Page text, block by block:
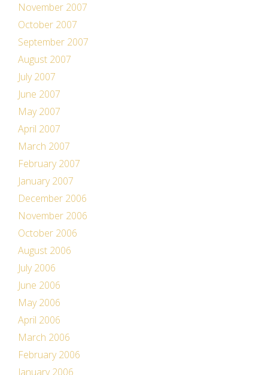
November 2007
October 2007
September 2007
August 2007
July 2007
June 2007
May 2007
April 2007
March 2007
February 2007
January 2007
December 2006
November 2006
October 2006
August 2006
July 2006
June 2006
May 2006
April 2006
March 2006
February 2006
January 2006